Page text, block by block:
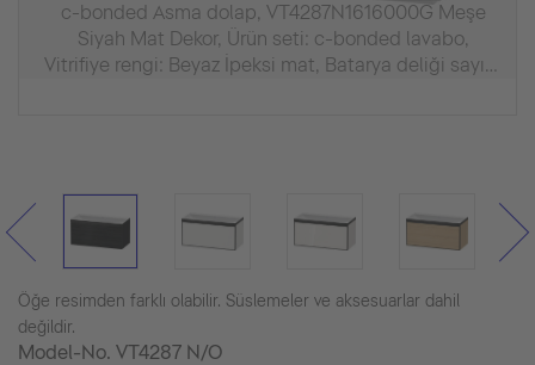
c-bonded Asma dolap, VT4287N1616000G Meşe
Siyah Mat Dekor, Ürün seti: c-bonded lavabo,
Vitrifiye rengi: Beyaz İpeksi mat, Batarya deliği sayısı:
Öğe resimden farklı olabilir. Süslemeler ve aksesuarlar dahil
değildir.
Model-No. VT4287 N/O